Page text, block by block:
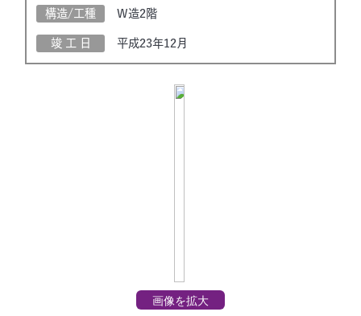
構造/工種 W造2階
竣 工 日 平成23年12月
画像を拡大